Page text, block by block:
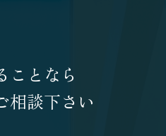
ことなら
相談下さい